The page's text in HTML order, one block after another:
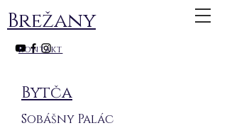
kontakt
Brežany
Bytča
Sobášny Palác